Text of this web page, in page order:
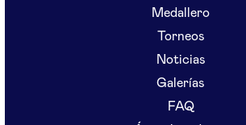
Medallero
Torneos
Noticias
Galerías
FAQ